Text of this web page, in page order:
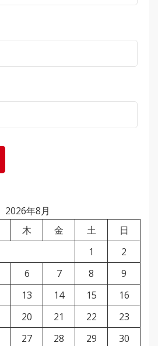
2026年8月
木 金 土
日
1
2
6 7 8
9
13 14 15
16
20 21 22
23
27 28 29
30